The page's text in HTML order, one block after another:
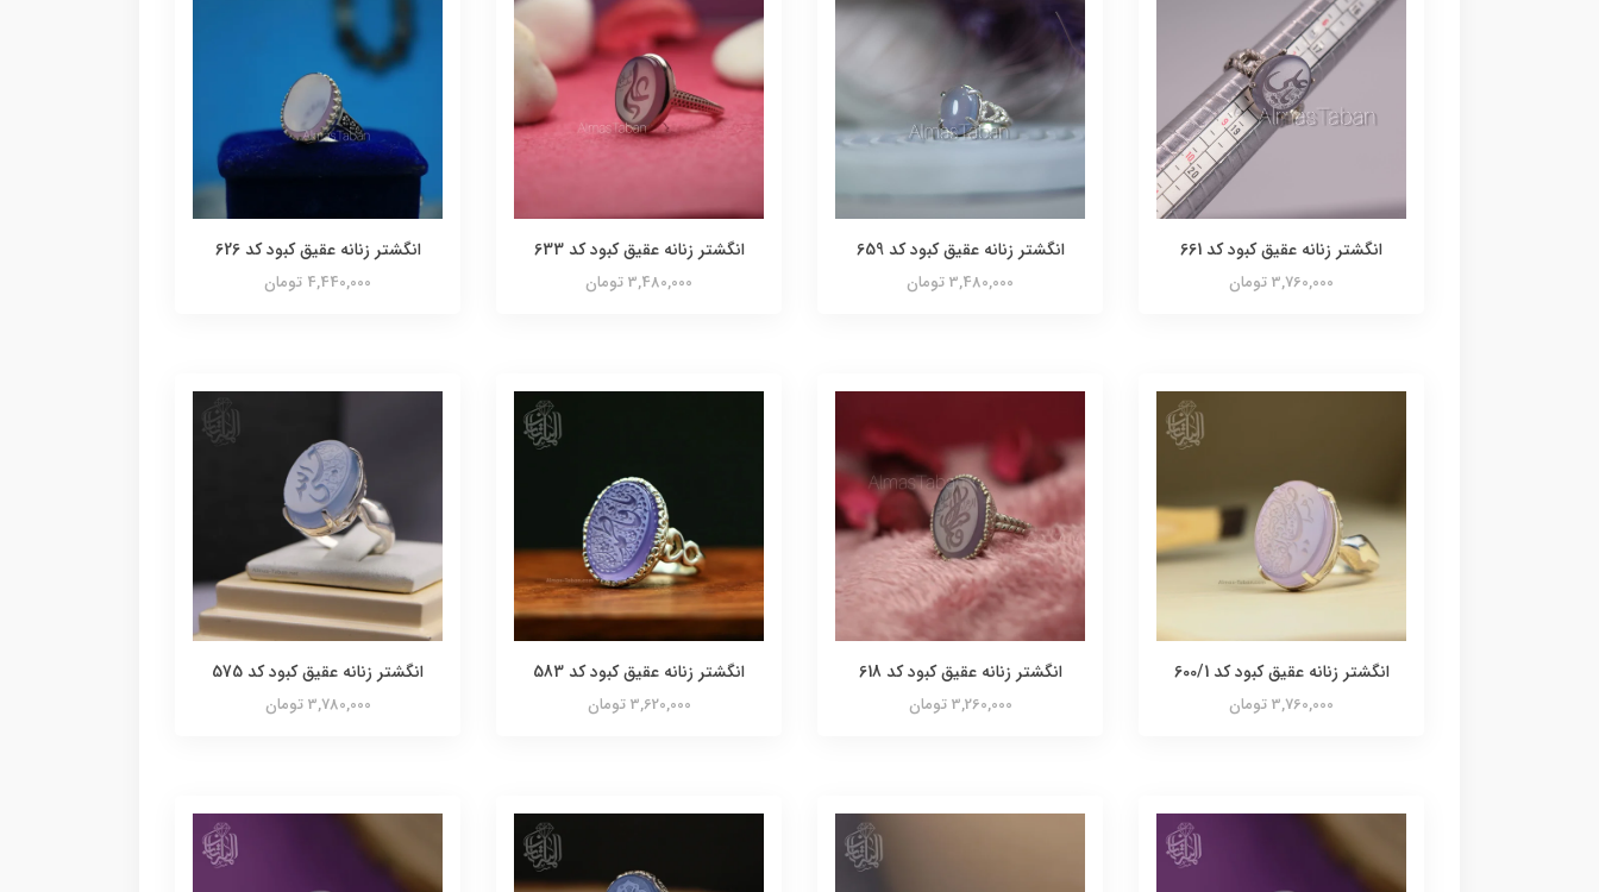
انگشتر زنانه عقیق کبود کد 661
3,760,000 تومان
انگشتر زنانه عقیق کبود کد 659
3,480,000 تومان
انگشتر زنانه عقیق کبود کد 633
3,480,000 تومان
انگشتر زنانه عقیق کبود کد 626
4,440,000 تومان
انگشتر زنانه عقیق کبود کد 600/1
3,760,000 تومان
انگشتر زنانه عقیق کبود کد 618
3,260,000 تومان
انگشتر زنانه عقیق کبود کد 583
3,620,000 تومان
انگشتر زنانه عقیق کبود کد 575
3,780,000 تومان